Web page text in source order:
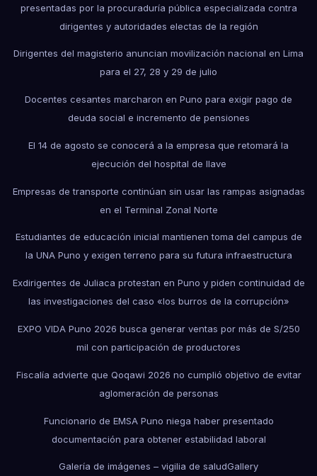
presentadas por la procuraduría pública especializada contra
dirigentes y autoridades electas de la región
Dirigentes del magisterio anuncian movilización nacional en Lima
para el 27, 28 y 29 de julio
Docentes cesantes marcharon en Puno para exigir pago de
deuda social e incremento de pensiones
El 14 de agosto se conocerá a la empresa que retomará la
ejecución del hospital de Ilave
Empresas de transporte continúan sin usar las rampas asignadas
en el Terminal Zonal Norte
Estudiantes de educación inicial mantienen toma del campus de
la UNA Puno y exigen terreno para su futura infraestructura
Exdirigentes de Juliaca protestan en Puno y piden continuidad de
las investigaciones del caso «los burros de la corrupción»
EXPO VIDA Puno 2026 busca generar ventas por más de S/250
mil con participación de productores
Fiscalía advierte que Qoqawi 2026 no cumplió objetivo de evitar
aglomeración de personas
Funcionario de EMSA Puno niega haber presentado
documentación para obtener estabilidad laboral
Galería de imágenes – vigilia de saludGallery